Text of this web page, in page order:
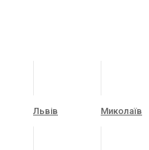
Львів Миколаїв